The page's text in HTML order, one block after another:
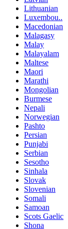
Lithuanian
Luxembou..
Macedonian
Malagasy
Malay
Malayalam
Maltese
Maori
Marathi
Mongolian
Burmese
Nepali
Norwegian
Pashto
Persian
Punjabi
Serbian
Sesotho
Sinhala
Slovak
Slovenian
Somali
Samoan
Scots Gaelic
Shona